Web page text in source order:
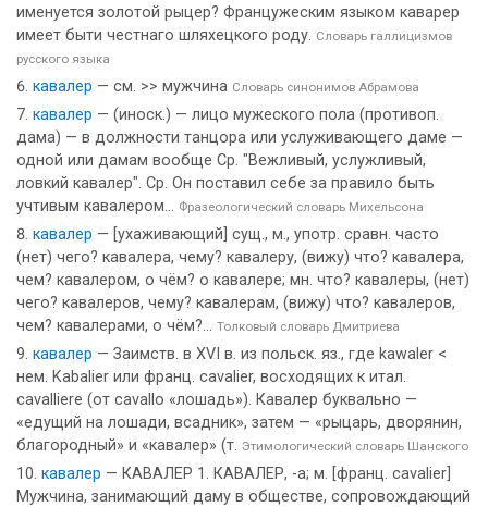
именуется золотой рыцер? Францужеским языком каварер
имеет быти честнаго шляхецкого роду. Словарь галлицизмов
русского языка
кавалер — см. >> мужчина Словарь синонимов Абрамова
кавалер — (иноск.) — лицо мужеского пола (противоп.
дама) — в должности танцора или услуживающего даме —
одной или дамам вообще Ср. "Вежливый, услужливый,
ловкий кавалер". Ср. Он поставил себе за правило быть
учтивым кавалером... Фразеологический словарь Михельсона
кавалер — [ухаживающий] сущ., м., употр. сравн. часто
(нет) чего? кавалера, чему? кавалеру, (вижу) что? кавалера,
чем? кавалером, о чём? о кавалере; мн. что? кавалеры, (нет)
чего? кавалеров, чему? кавалерам, (вижу) что? кавалеров,
чем? кавалерами, о чём?... Толковый словарь Дмитриева
кавалер — Заимств. в XVI в. из польск. яз., где kawaler <
нем. Kabalier или франц. cavalier, восходящих к итал.
cavalliere (от cavallo «лошадь»). Кавалер буквально —
«едущий на лошади, всадник», затем — «рыцарь, дворянин,
благородный» и «кавалер» (т. Этимологический словарь Шанского
кавалер — КАВАЛЕР 1. КАВАЛЕР, -а; м. [франц. cavalier]
Мужчина, занимающий даму в обществе, сопровождающий